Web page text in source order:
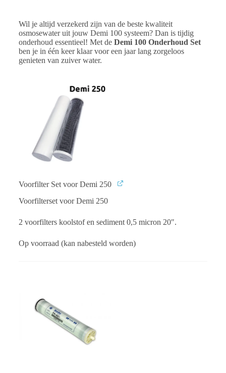
Wil je altijd verzekerd zijn van de beste kwaliteit
osmosewater uit jouw Demi 100 systeem? Dan is tijdig
onderhoud essentieel! Met de Demi 100 Onderhoud Set
ben je in één keer klaar voor een jaar lang zorgeloos
genieten van zuiver water.
Voorfilter Set voor Demi 250
Voorfilterset voor Demi 250
2 voorfilters koolstof en sediment 0,5 micron 20″.
Op voorraad (kan nabesteld worden)